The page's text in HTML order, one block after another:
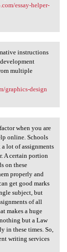
essay-helper-
instructions
multiple
graphics-design
when you are
online. Schools
lot of assignments
A certain portion
on these
properly and
get good marks
subject, but
of all
makes a huge
but a Law
in these times. So,
writing services